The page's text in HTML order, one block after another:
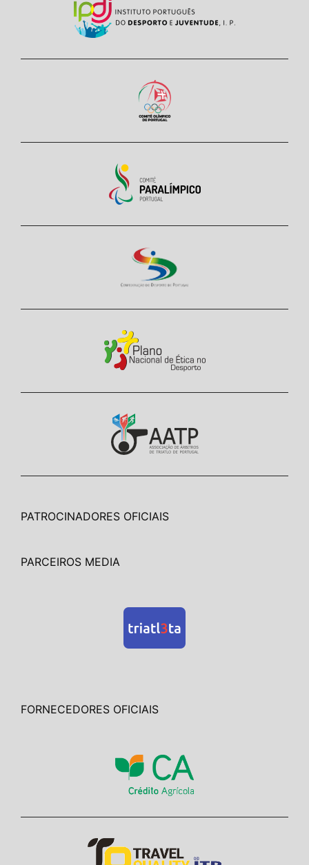
PATROCINADORES OFICIAIS
PARCEIROS MEDIA
FORNECEDORES OFICIAIS